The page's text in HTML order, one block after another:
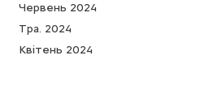
Червень 2024
Тра. 2024
Квітень 2024